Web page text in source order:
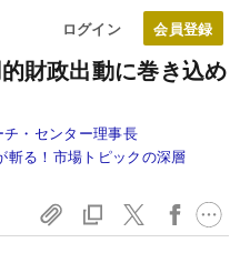
ログイン
財政出動に巻き込め
・センター理事長
斬る！市場トピックの深層